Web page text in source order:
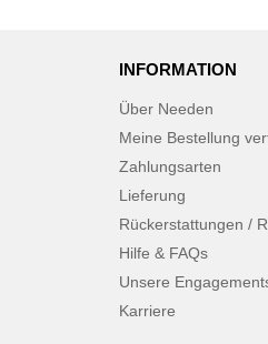
INFORMATION
Über Needen
Meine Bestellung
Zahlungsarten
Lieferung
Rückerstattungen /
Hilfe & FAQs
Unsere
Karriere